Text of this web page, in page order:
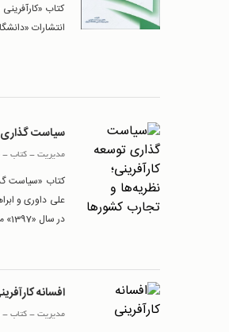
کتاب
انتشارات «دانشگاه تهران»، در «307»
سیاست گذاری
مدیریت-کتاب-
کتاب «سیاست
در سال «1397» منتشر شده است.
افسانه
مدیریت-کتاب-